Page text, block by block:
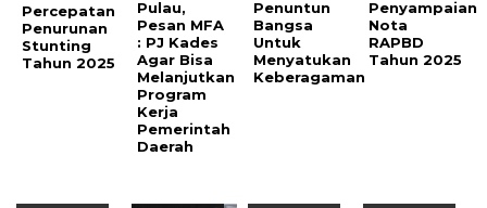
Percepatan
Penurunan
Stunting
Tahun 2025
Pulau,
Pesan MFA
: PJ Kades
Agar Bisa
Melanjutkan
Program
Kerja
Pemerintah
Daerah
Penuntun
Bangsa
Untuk
Menyatukan
Keberagaman
Penyampaian
Nota
RAPBD
Tahun 2025